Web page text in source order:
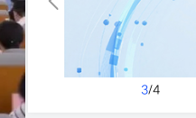
3/4